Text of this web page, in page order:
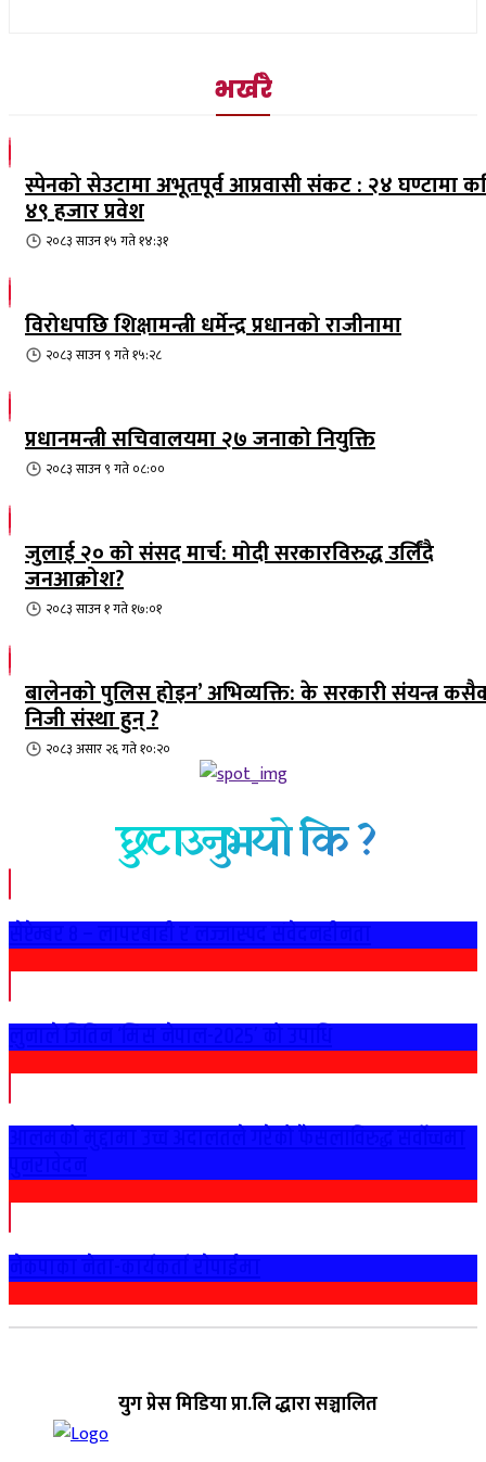
भर्खरै
स्पेनको सेउटामा अभूतपूर्व आप्रवासी संकट : २४ घण्टामा
४९ हजार प्रवेश
२०८३ साउन १५ गते १४:३१
विरोधपछि शिक्षामन्त्री धर्मेन्द्र प्रधानको राजीनामा
२०८३ साउन ९ गते १५:२८
प्रधानमन्त्री सचिवालयमा २७ जनाको नियुक्ति
२०८३ साउन ९ गते ०८:००
जुलाई २० को संसद मार्च: मोदी सरकारविरुद्ध उर्लिंदै
जनआक्रोश?
२०८३ साउन १ गते १७:०१
बालेनको पुलिस होइन’ अभिव्यक्ति: के सरकारी संयन्त्र
निजी संस्था हुन् ?
२०८३ असार २६ गते १०:२०
छुटाउनुभयो कि ?
युग प्रेस मिडिया प्रा.लि द्धारा सञ्चालित